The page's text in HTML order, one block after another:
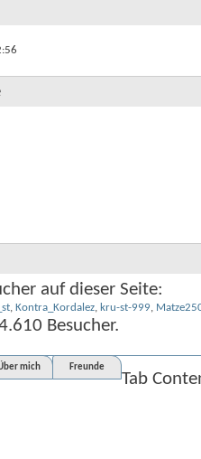
auf dieser Seite:
, Kontra_Kordalez, kru-st-999,
Besucher.
mich Freunde
Tab